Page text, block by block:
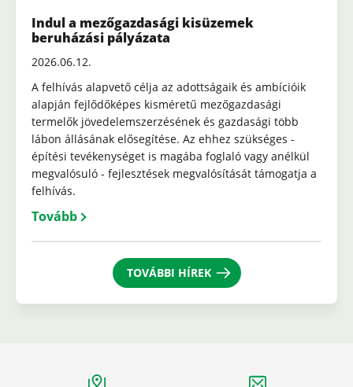
Indul a mezőgazdasági kisüzemek
beruházási pályázata
2026.06.12.
A felhívás alapvető célja az adottságaik és ambícióik
alapján fejlődőképes kisméretű mezőgazdasági
termelők jövedelemszerzésének és gazdasági több
lábon állásának elősegítése. Az ehhez szükséges -
építési tevékenységet is magába foglaló vagy anélkül
megvalósuló - fejlesztések megvalósítását támogatja a
felhívás.
Tovább
TOVÁBBI HÍREK